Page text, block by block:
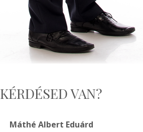
KÉRDÉSED VAN?
Máthé Albert Eduárd